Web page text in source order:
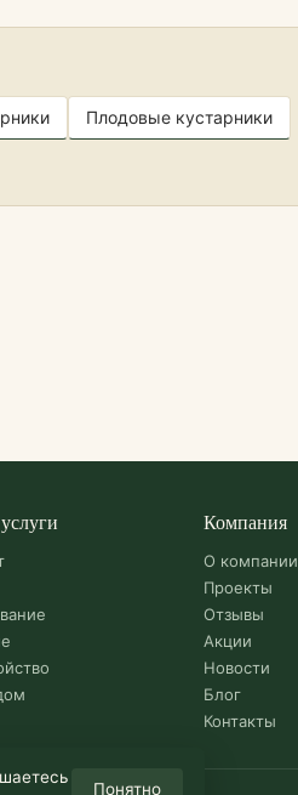
Плодовые кустарники
Компания
О компании
Проекты
Отзывы
Акции
Новости
Блог
Контакты
Понятно